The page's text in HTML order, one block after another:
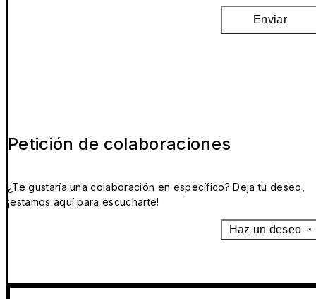
Enviar
Petición de colaboraciones
¿Te gustaría una colaboración en específico? Deja tu deseo,
¡estamos aquí para escucharte!
Haz un deseo